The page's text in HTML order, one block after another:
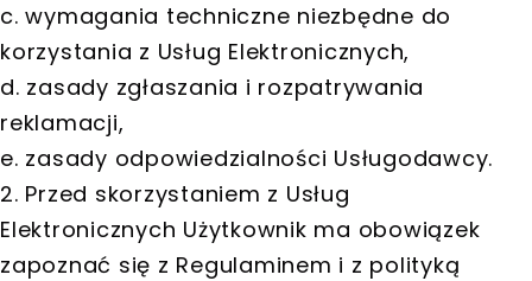
c. wymagania techniczne niezbędne do
korzystania z Usług Elektronicznych,
d. zasady zgłaszania i rozpatrywania
reklamacji,
e. zasady odpowiedzialności Usługodawcy.
2. Przed skorzystaniem z Usług
Elektronicznych Użytkownik ma obowiązek
zapoznać się z Regulaminem i z polityką